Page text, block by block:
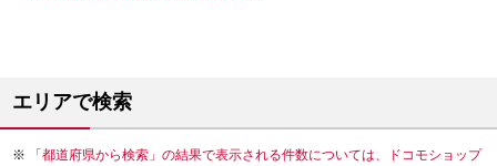
エリアで検索
「都道府県から検索」の結果で表示される件数については、ドコモショップ